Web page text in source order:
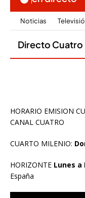
HORARIO EMISION
CANAL CUATRO
CUARTO MILENIO:
HORIZONTE Lunes a
España